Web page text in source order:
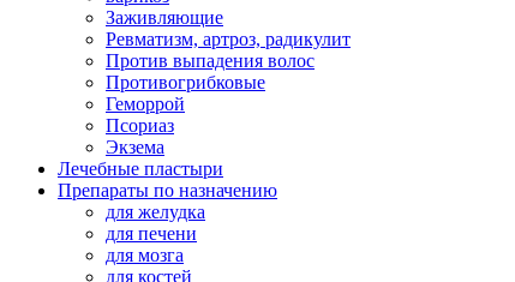
Заживляющие
Ревматизм, артроз, радикулит
Против выпадения волос
Противогрибковые
Геморрой
Псориаз
Экзема
Лечебные пластыри
Препараты по назначению
для желудка
для печени
для мозга
для костей